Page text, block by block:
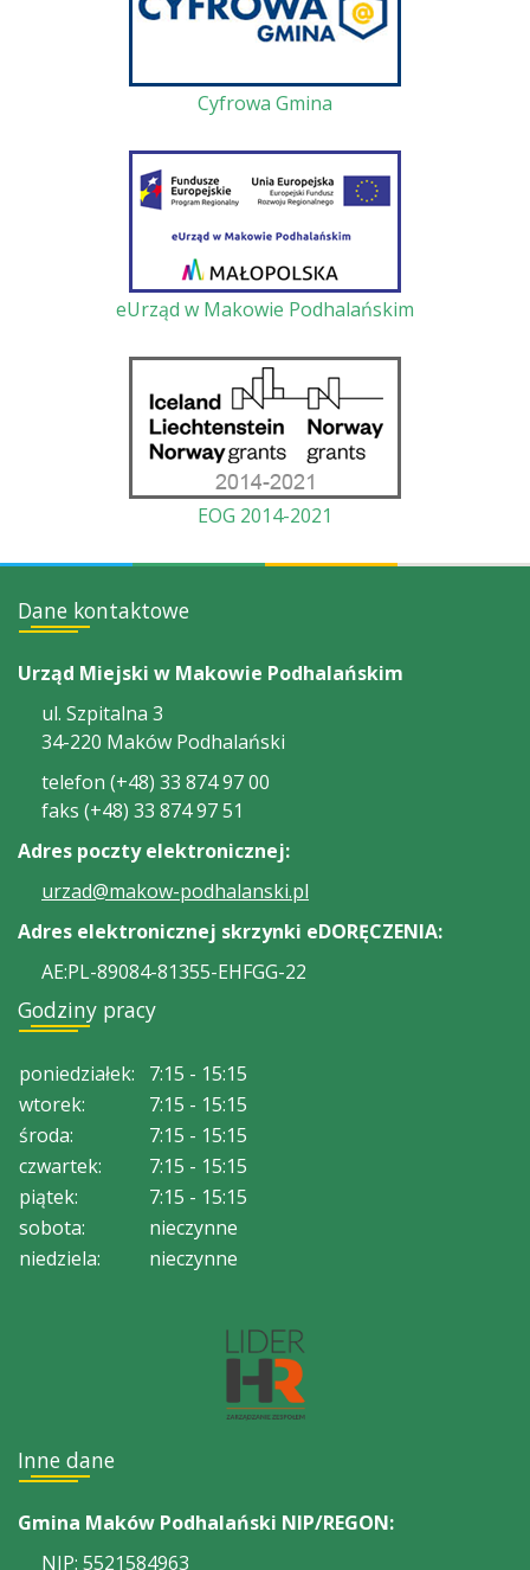
Cyfrowa Gmina
eUrząd w Makowie Podhalańskim
EOG 2014-2021
Dane kontaktowe
Urząd Miejski w Makowie Podhalańskim
ul. Szpitalna 3
34-220 Maków Podhalański
telefon (+48) 33 874 97 00
faks (+48) 33 874 97 51
Adres poczty elektronicznej:
urzad@makow-podhalanski.pl
Adres elektronicznej skrzynki eDORĘCZENIA:
AE:PL-89084-81355-EHFGG-22
Godziny pracy
poniedziałek:
7:15 - 15:15
wtorek:
7:15 - 15:15
środa:
7:15 - 15:15
czwartek:
7:15 - 15:15
piątek:
7:15 - 15:15
sobota:
nieczynne
niedziela:
nieczynne
Inne dane
Gmina Maków Podhalański NIP/REGON:
NIP: 5521584963